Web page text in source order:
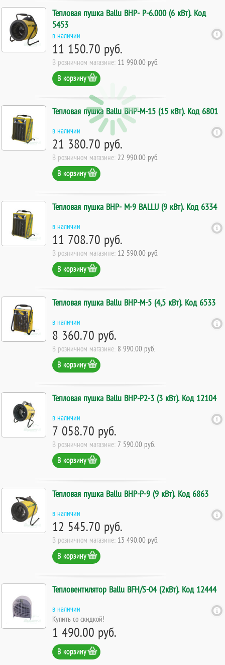
Тепловая пушка Ballu BHP- Р-6.000 (6 кВт). Код
5453
в наличии
11 150.70 руб.
В розничном магазине: 11 990.00 руб.
В корзину
Тепловая пушка Ballu BHP-M-15 (15 кВт). Код 6801
в наличии
21 380.70 руб.
В розничном магазине: 22 990.00 руб.
В корзину
Тепловая пушка BHP- М-9 BALLU (9 кВт). Код 6334
в наличии
11 708.70 руб.
В розничном магазине: 12 590.00 руб.
В корзину
Тепловая пушка Ballu BHP-M-5 (4,5 кВт). Код 6533
в наличии
8 360.70 руб.
В розничном магазине: 8 990.00 руб.
В корзину
Тепловая пушка Ballu BHP-P2-3 (3 кВт). Код 12104
в наличии
7 058.70 руб.
В розничном магазине: 7 590.00 руб.
В корзину
Тепловая пушка Ballu BHP-P-9 (9 кВт). Код 6863
в наличии
12 545.70 руб.
В розничном магазине: 13 490.00 руб.
В корзину
Тепловентилятор Ballu BFH/S-04 (2кВт). Код 12444
в наличии
Купить со скидкой!
1 490.00 руб.
В корзину